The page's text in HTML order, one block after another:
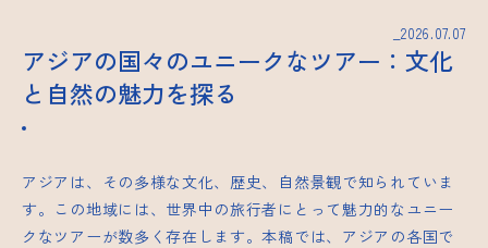
_2026.07.07
アジアの国々のユニークなツアー：文化
と自然の魅力を探る
アジアは、その多様な文化、歴史、自然景観で知られていま
す。この地域には、世界中の旅行者にとって魅力的なユニー
クなツアーが数多く存在します。本稿では、アジアの各国で